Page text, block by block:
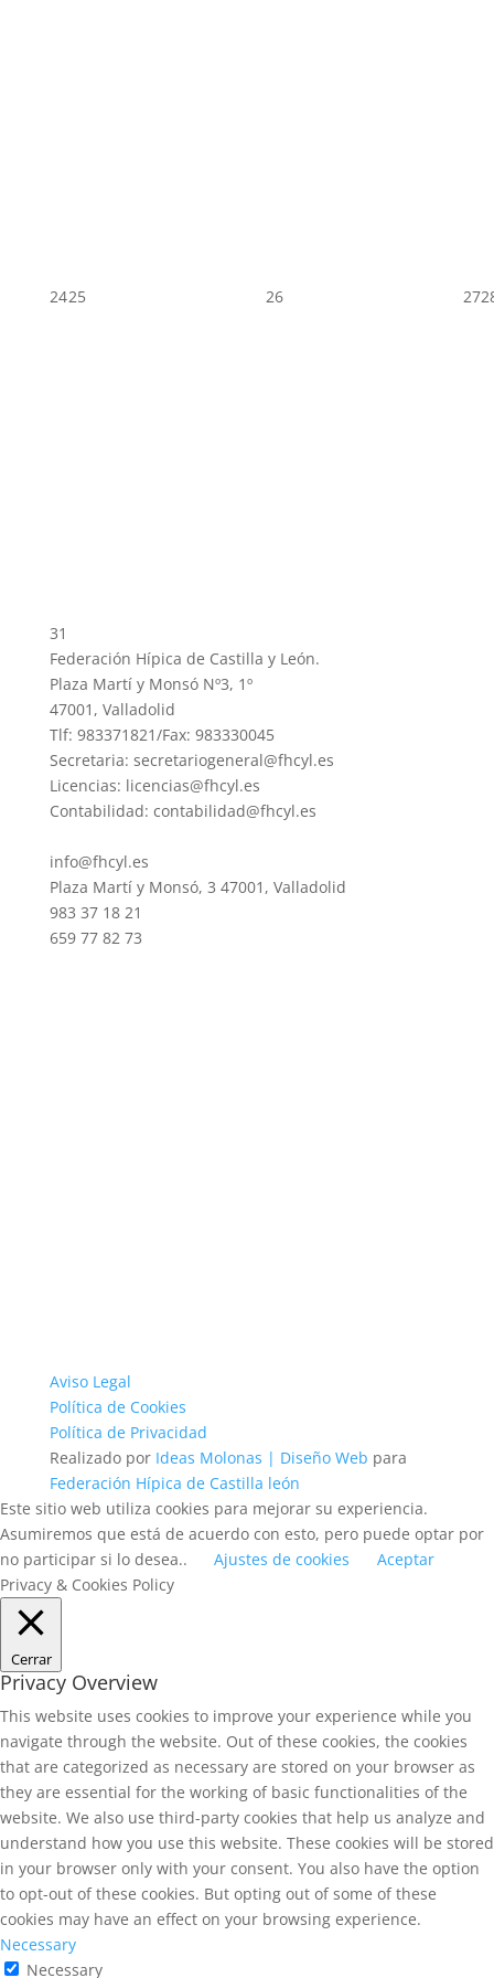
2425 26 27
31
Federación Hípica de Castilla y León.
Plaza Martí y Monsó Nº3, 1º
47001, Valladolid
Tlf: 983371821/Fax: 983330045
Secretaria: secretariogeneral@fhcyl.es
Licencias: licencias@fhcyl.es
Contabilidad: contabilidad@fhcyl.es
info@fhcyl.es
Plaza Martí y Monsó, 3 47001, Valladolid
983 37 18 21
659 77 82 73
Aviso Legal
Política de Cookies
Política de Privacidad
Realizado por Ideas Molonas | Diseño Web para
Federación Hípica de Castilla león
Este sitio web utiliza cookies para mejorar su experiencia.
Asumiremos que está de acuerdo con esto, pero puede optar por
no participar si lo desea..
Ajustes de cookies
Aceptar
Privacy & Cookies Policy
Cerrar
Privacy Overview
This website uses cookies to improve your experience while you
navigate through the website. Out of these cookies, the cookies
that are categorized as necessary are stored on your browser as
they are essential for the working of basic functionalities of the
website. We also use third-party cookies that help us analyze and
understand how you use this website. These cookies will be stored
in your browser only with your consent. You also have the option
to opt-out of these cookies. But opting out of some of these
cookies may have an effect on your browsing experience.
Necessary
Necessary